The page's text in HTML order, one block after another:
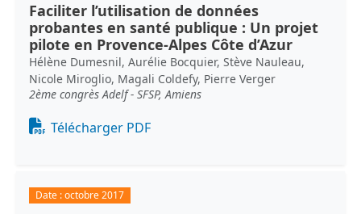
Faciliter l’utilisation de données
probantes en santé publique : Un projet
pilote en Provence-Alpes Côte d’Azur
Hélène Dumesnil, Aurélie Bocquier, Stève Nauleau,
Nicole Miroglio, Magali Coldefy, Pierre Verger
2ème congrès Adelf - SFSP, Amiens
Document
Télécharger PDF
Date :octobre 2017